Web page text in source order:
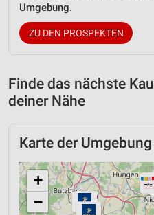
Umgebung.
ZU DEN PROSPEKTEN
Finde das nächste
deiner Nähe
Karte der
+
−